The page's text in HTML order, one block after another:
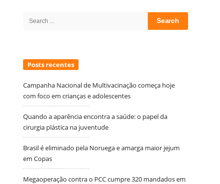
Posts recentes
Campanha Nacional de Multivacinação começa hoje
com foco em crianças e adolescentes
Quando a aparência encontra a saúde: o papel da
cirurgia plástica na juventude
Brasil é eliminado pela Noruega e amarga maior jejum
em Copas
Megaoperação contra o PCC cumpre 320 mandados em